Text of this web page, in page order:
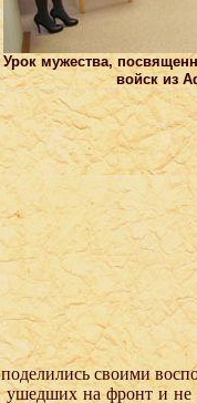
Урок мужества,
войск из
поделились своими
ушедших на фронт и не